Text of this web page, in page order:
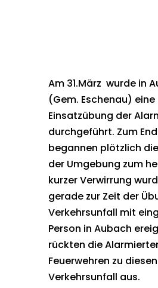
Am 31.März wurde in
(Gem. Eschenau) eine
Einsatzübung der
durchgeführt. Zum
begannen plötzlich
der Umgebung zum
kurzer Verwirrung
gerade zur Zeit der
Verkehrsunfall mit
Person in Aubach
rückten die
Feuerwehren zu diesen
Verkehrsunfall aus.